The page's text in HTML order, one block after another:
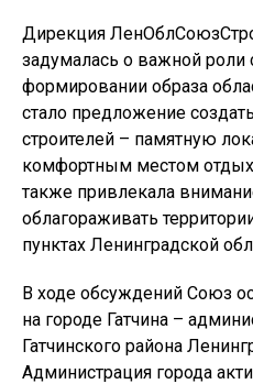
Дирекция
задумалась о важной роли
формировании образа
стало предложение
строителей – памятную
комфортным местом
также привлекала
облагораживать
пунктах Ленинградской
В ходе обсуждений Союз
на городе Гатчина –
Гатчинского района
Администрация города